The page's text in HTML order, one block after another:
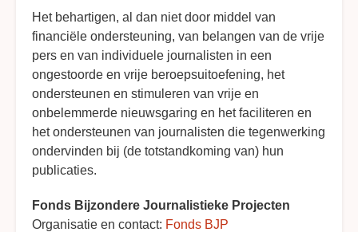
Het behartigen, al dan niet door middel van
financiële ondersteuning, van belangen van de vrije
pers en van individuele journalisten in een
ongestoorde en vrije beroepsuitoefening, het
ondersteunen en stimuleren van vrije en
onbelemmerde nieuwsgaring en het faciliteren en
het ondersteunen van journalisten die tegenwerking
ondervinden bij (de totstandkoming van) hun
publicaties.
Fonds Bijzondere Journalistieke Projecten
Organisatie en contact: Fonds BJP